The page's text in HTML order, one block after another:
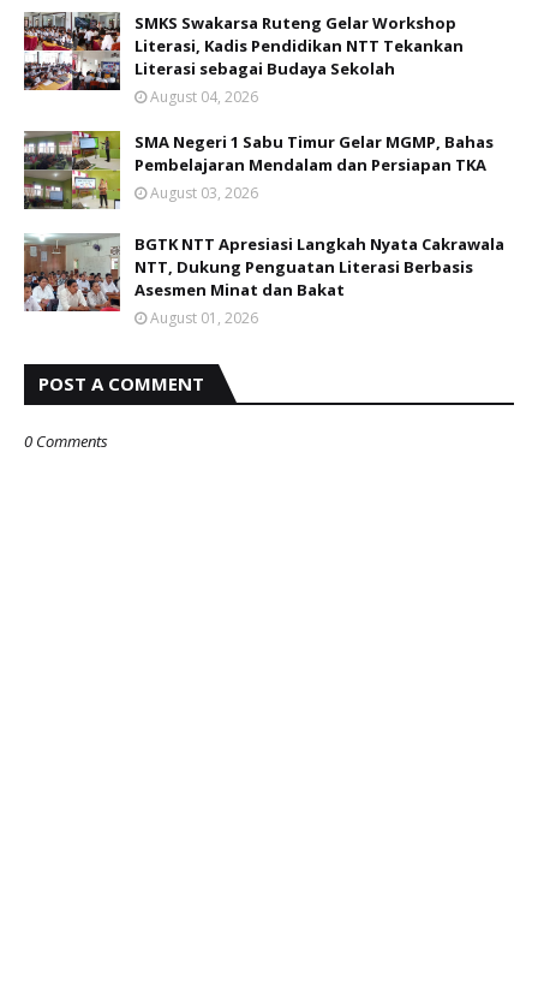
SMKS Swakarsa Ruteng Gelar Workshop
Literasi, Kadis Pendidikan NTT Tekankan
Literasi sebagai Budaya Sekolah
August 04, 2026
SMA Negeri 1 Sabu Timur Gelar MGMP, Bahas
Pembelajaran Mendalam dan Persiapan TKA
August 03, 2026
BGTK NTT Apresiasi Langkah Nyata Cakrawala
NTT, Dukung Penguatan Literasi Berbasis
Asesmen Minat dan Bakat
August 01, 2026
POST A COMMENT
0 Comments